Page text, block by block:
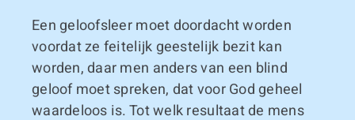
Een geloofsleer moet doordacht worden
voordat ze feitelijk geestelijk bezit kan
worden, daar men anders van een blind
geloof moet spreken, dat voor God geheel
waardeloos is. Tot welk resultaat de mens